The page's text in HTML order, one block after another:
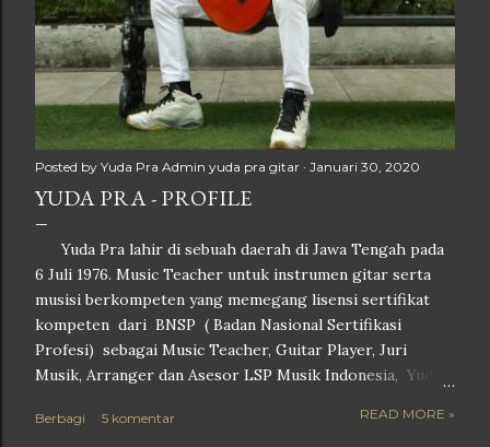
Posted by Yuda Pra Admin yuda pra gitar Januari 30, 2020
YUDA PRA - PROFILE
Yuda Pra lahir di sebuah daerah di Jawa Tengah pada
6 Juli 1976. Music Teacher untuk instrumen gitar serta
musisi berkompeten yang memegang lisensi sertifikat
kompeten dari BNSP ( Badan Nasional Sertifikasi
Profesi) sebagai Music Teacher, Guitar Player, Juri
Musik, Arranger dan Asesor LSP Musik Indonesia, Yuda
sebuah Universitas swasta di Kota Semarang,
Berbagi 5 komentar READ MORE »